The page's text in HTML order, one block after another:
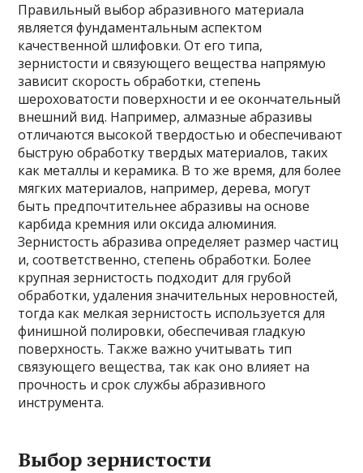
Правильный выбор абразивного материала
является фундаментальным аспектом
качественной шлифовки. От его типа,
зернистости и связующего вещества напрямую
зависит скорость обработки, степень
шероховатости поверхности и ее окончательный
внешний вид. Например, алмазные абразивы
отличаются высокой твердостью и обеспечивают
быструю обработку твердых материалов, таких
как металлы и керамика. В то же время, для более
мягких материалов, например, дерева, могут
быть предпочтительнее абразивы на основе
карбида кремния или оксида алюминия.
Зернистость абразива определяет размер частиц
и, соответственно, степень обработки. Более
крупная зернистость подходит для грубой
обработки, удаления значительных неровностей,
тогда как мелкая зернистость используется для
финишной полировки, обеспечивая гладкую
поверхность. Также важно учитывать тип
связующего вещества, так как оно влияет на
прочность и срок службы абразивного
инструмента.
Выбор зернистости